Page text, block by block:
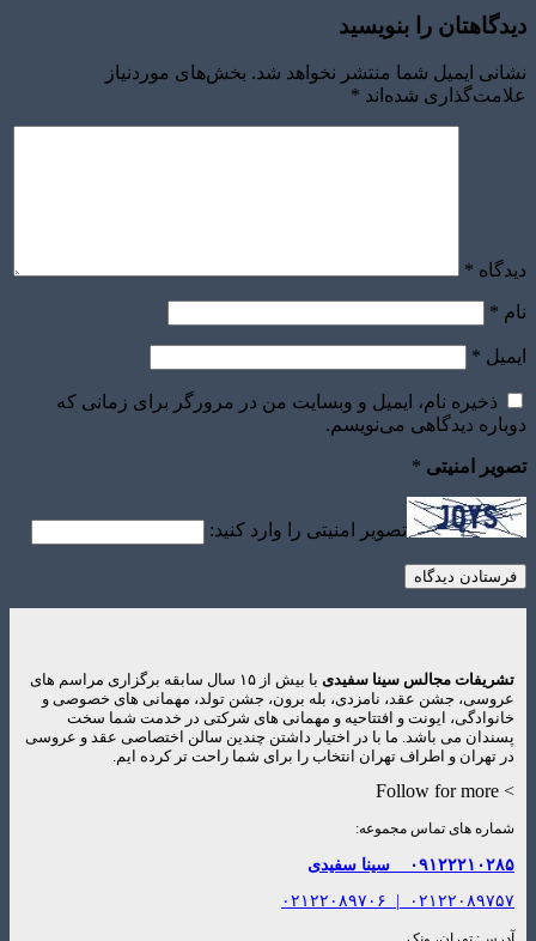
دیدگاهتان را بنویسید
نشانی ایمیل شما منتشر نخواهد شد. بخش‌های موردنیاز
علامت‌گذاری شده‌اند *
دیدگاه *
نام *
ایمیل *
ذخیره نام، ایمیل و وبسایت من در مرورگر برای زمانی که
دوباره دیدگاهی می‌نویسم.
تصویر امنیتی *
تصویر امنیتی را وارد کنید:
تشریفات مجالس سینا سفیدی
با بیش از ۱۵ سال سابقه برگزاری مراسم های
عروسی، جشن عقد، نامزدی، بله برون، جشن تولد، مهمانی های خصوصی و
خانوادگی، ایونت و افتتاحیه و مهمانی های شرکتی در خدمت شما سخت
پسندان می باشد. ما با در اختیار داشتن چندین سالن اختصاصی عقد و عروسی
در تهران و اطراف تهران انتخاب را برای شما راحت تر کرده ایم.
> Follow for more
شماره های تماس مجموعه:
۰۹۱۲۲۲۱۰۲۸۵ سینا سفیدی
۰۲۱۲۲۰۸۹۷۵۷ ۰۲۱۲۲۰۸۹۷۰۶